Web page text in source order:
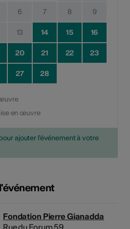
6 7 8 9
13 14 15 16
20 21 22 23
27 28
en œuvre
ajouter l'événement à votre
Fondation Pierre Gianadda
Rue du Forum 59